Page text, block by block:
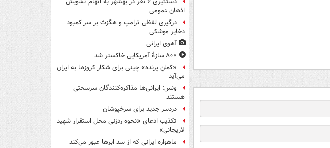
دستگیری ۶ نفر در بهشهر به اتهام تشویش
اذهان عمومی
درگیری لفظی ترامپ و هگزث بر سر کمبود
ذخایر موشکی
آهوی ایرانی
۸۰۰ سازۀ آمریکایی خاکستر شد
«کمانِ پرنده» چینی برای شکار کروزها به ایران
می‌آید
ونس: ایرانی‌ها مذاکره‌کنندگان سرسختی
هستند
دردسر جدید برای سرخپوشان
تکذیب ادعای «نحوه ردزنی محل استقرار شهید
لاریجانی»
ماهواره ایرانی که از سد ابرها عبور می‌کند